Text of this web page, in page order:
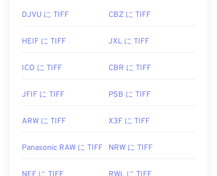
DJVU に TIFF CBZ に TIFF
HEIF に TIFF JXL に TIFF
ICO に TIFF CBR に TIFF
JFIF に TIFF PSB に TIFF
ARW に TIFF X3F に TIFF
Panasonic RAW に TIFF NRW に TIFF